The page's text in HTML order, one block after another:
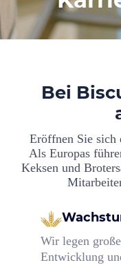
Bei
Eröffnen Sie
Als Europas
Keksen und
Wir legen
Entwicklung